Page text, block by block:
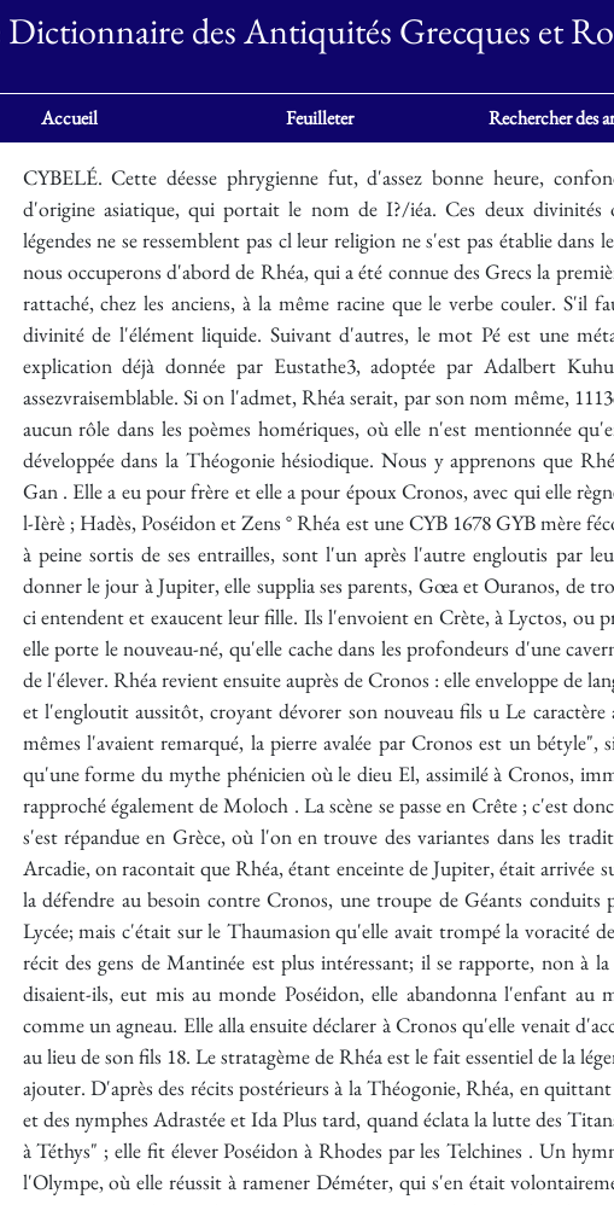
des Antiquités Grecques et
Accueil Feuilleter Rechercher des
CYBELÉ. Cette déesse phrygienne fut, d'assez bonne heure, confondue par les Grecs avec une autre déesse, peut-être aussi d'origine asiatique, qui portait le nom de I?/iéa. Ces deux divinités ont sans doute plusieurs caractères communs; mais leurs légendes ne se ressemblent pas cl leur religion ne s'est pas établie dans les mêmes contrées. II importe doue de les distinguer. Nous nous occuperons d'abord de Rhéa, qui a été connue des Grecs la première. BIIÉA. Le hotu du cette divinité et PiEi:u, et Pot'g a été rattaché, chez les anciens, à la même racine que le verbe couler. S'il faut en croire Platon , Rhéa, s' celte qui coule si, serait une divinité de l'élément liquide. Suivant d'autres, le mot Pé est une métathèse de 4cz, vieux mot° qui signifiait " la terre n. Cette explication déjà donnée par Eustathe3, adoptée par Adalbert Kuhu par Welcker°, et, tout récemment, par Buchholz , cet assezvraisemblable. Si on l'admet, Rhéa serait, par son nom même, 1113e divinité de la terre, ou la Terre personnifiée. Rhéa ne jette aucun rôle dans les poèmes homériques, où elle n'est mentionnée qu'en passant7. Sa légende est, an contraire, assez longuement développée dans la Théogonie hésiodique. Nous y apprenons que Rhéa est une Titanide, fille tin couple primordial, Ouranos et Gan . Elle a eu pour frère et elle a pour époux Cronos, avec qui elle règne sur les Titans . De leur union naissent Hestia, Déméter et l-Ièrè ; Hadès, Poséidon et Zens ° Rhéa est une CYB 1678 GYB mère féconde, mais malheureuse. Les enfants qu'elle met au monde, à peine sortis de ses entrailles, sont l'un après l'autre engloutis par leur père Cronos. Cependant, quand elle fut sur le point de donner le jour à Jupiter, elle supplia ses parents, Gœa et Ouranos, de trouver un moyen de cacher la naissance de son enfant. Ceux-ci entendent et exaucent leur fille. Ils l'envoient en Crète, à Lyctos, ou près du Dicté n; c'est l'a qu'à la faveur des ombres de la nuit, elle porte le nouveau-né, qu'elle cache dans les profondeurs d'une caverne. L'enfant est confié à Gsea, qui se charge de le nourrir et de l'élever. Rhéa revient ensuite auprès de Cronos : elle enveloppe de langes une grosse pierre et la présente à son époux qui la prend et l'engloutit aussitôt, croyant dévorer son nouveau fils u Le caractère asiatique de ce mythe est évident. Comme les anciens eux-mêmes l'avaient remarqué, la pierre avalée par Cronos est un bétyle", simulacre divin en Asie; et le récit hésiodique semble n'être qu'une forme du mythe phénicien où le dieu El, assimilé à Cronos, immole son fils ". Cronos, le dieu qui dévore des enfants, a été rapproché également de Moloch . La scène se passe en Crête ; c'est donc par la Crète sans doute que cette fable, d'origine orientale, s'est répandue en Grèce, où l'on en trouve des variantes dans les traditions populaires recueillies par Pausanias. A Méthydrion en Arcadie, on racontait que Rhéa, étant enceinte de Jupiter, était arrivée sur le mont Thaumasion où elle avait appelé à son aide, pour la défendre au besoin contre Cronos, une troupe de Géants conduits par Hopladamos. Elle avait enfanté dans un repli du mont Lycée; mais c'était sur le Thaumasion qu'elle avait trompé la voracité de Cronos, en lui faisant avaler une pierre cmmaillottéett. Le récit des gens de Mantinée est plus intéressant; il se rapporte, non à la naissance de Zeus, mais à celle de Poséidon. Quand Rhéa, disaient-ils, eut mis au monde Poséidon, elle abandonna l'enfant au milieu d'un troupeau de moutons, pour qu'il y fût nourri comme un agneau. Elle alla ensuite déclarer à Cronos qu'elle venait d'accoucher d'un cheval ' et elle lui donna à dévorer un poulain, au lieu de son fils 18. Le stratagème de Rhéa est le fait essentiel de la légende de cette divinité, D'autres faits secondaires viennent s'y ajouter. D'après des récits postérieurs à la Théogonie, Rhéa, en quittant la Crète, avait confié Jupiter enfant aux soins des Curètes ° et des nymphes Adrastée et Ida Plus tard, quand éclata la lutte des Titans contre les Olympiens, Rhéa confia sa fille Héra à Océan et à Téthys" ; elle fit élever Poséidon à Rhodes par les Telchines . Un hymne homérique nous la montre faisant partie de la société de l'Olympe, où elle réussit à ramener Déméter, qui s'en était volontairement exilée après l'enlèvement de Perséphone Rhéa, en effet, n'a pas partagé le sort de son époux. Cronos est seul plongé dans le Tartare; ou bien il règne seul", assisté de Rhadamanthe, sur les 11es des Bienheureux. Cependant le nom de Pàoi g?eO donné par Eschyle 22 à la mer Adriatique, qui s'appelait encore la mer de Cronos 26, peut faire supposer l'existence de certaines traditions qui reléguaient le couple titanique à l'occident de la Grèce. Les Orphiques d'autre part avaient essayé d'accréditer au sujet de Rhéa des opinions différentes de la croyance commune. Pour eux, Rhéa est sans doute la mère de Zeus, l'épouse de Cronos; mais elle est la fille de Protogonos (le premier-né); elle a enfanté la terre, le ciel, la mer et les vents". Ou bien, confondue avec Dêo, elle n donné le jour à Perséphone, de son union avec son fila Jupiter, qui, pour triompher d'elle, a prie la forme d'un serpent 2t• D'autre part, elle paraît se confondre, aux yeux des Orphiques, avec Cybèle". Il n'est pas étonnant que Rhéa, divinité tellurique, ait été